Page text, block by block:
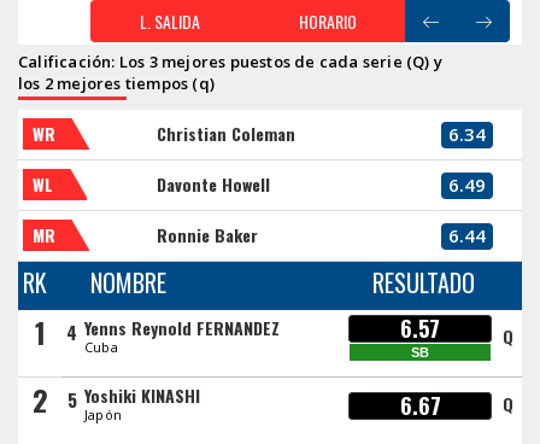
L. SALIDA HORARIO
Calificación: Los 3 mejores puestos de cada serie (Q) y
los 2 mejores tiempos (q)
WR Christian Coleman 6.34
WL Davonte Howell 6.49
MR Ronnie Baker 6.44
RK NOMBRE RESULTADO
1 4 Yenns Reynold FERNANDEZ
Cuba
6.57
SB
Q
2 5 Yoshiki KINASHI
Japón 6.67 Q